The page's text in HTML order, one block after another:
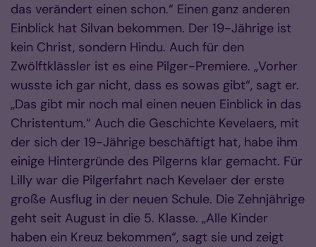
das verändert einen schon.“ Einen ganz anderen
Einblick hat Silvan bekommen. Der 19-Jährige ist
kein Christ, sondern Hindu. Auch für den
Zwölftklässler ist es eine Pilger-Premiere. „Vorher
wusste ich gar nicht, dass es sowas gibt“, sagt er.
„Das gibt mir noch mal einen neuen Einblick in das
Christentum.“ Auch die Geschichte Kevelaers, mit
der sich der 19-Jährige beschäftigt hat, habe ihm
einige Hintergründe des Pilgerns klar gemacht. Für
Lilly war die Pilgerfahrt nach Kevelaer der erste
große Ausflug in der neuen Schule. Die Zehnjährige
geht seit August in die 5. Klasse. „Alle Kinder
haben ein Kreuz bekommen“, sagt sie und zeigt